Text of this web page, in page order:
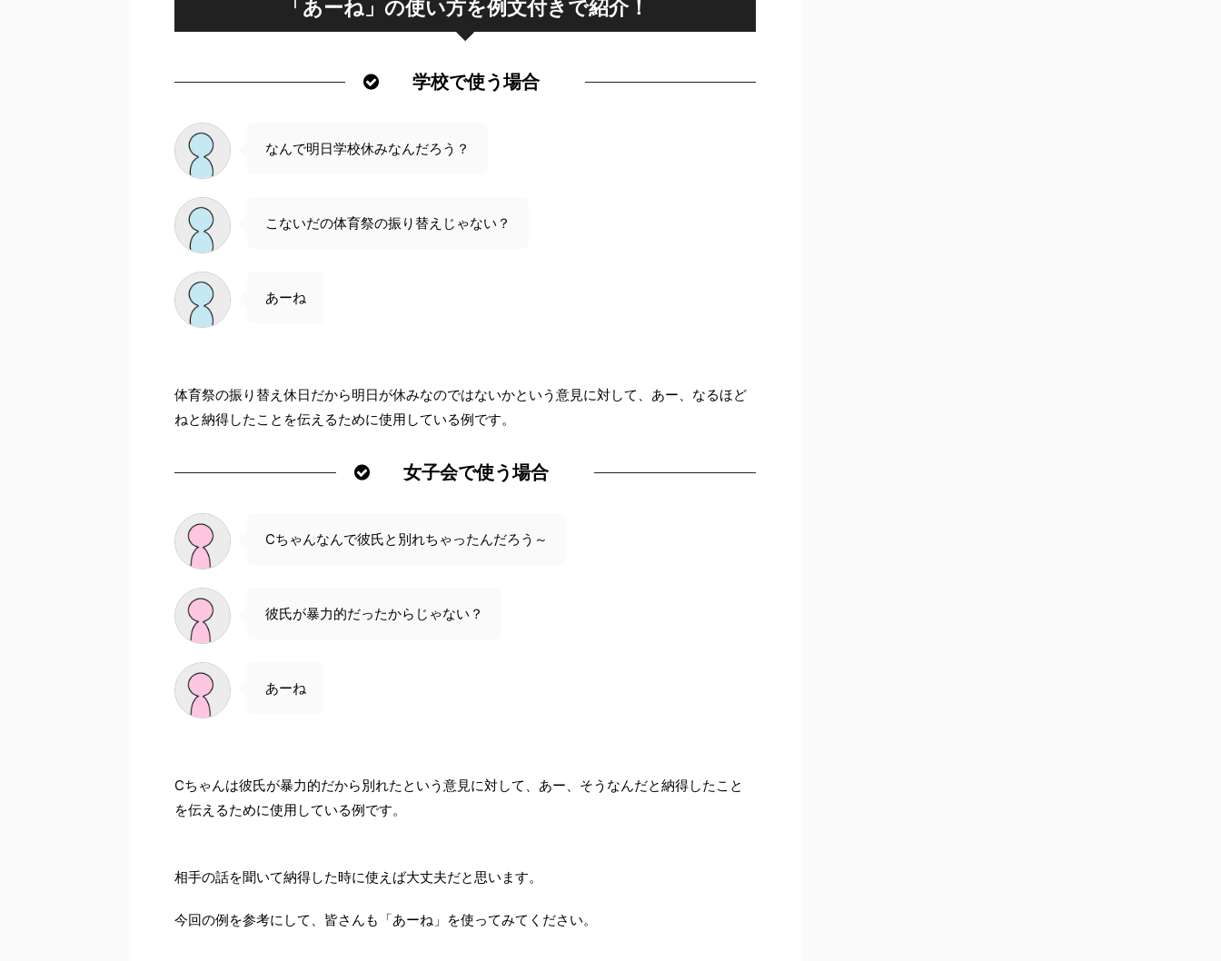
「あーね」の使い方を例文付きで紹介！
学校で使う場合
なんで明日学校休みなんだろう？
こないだの体育祭の振り替えじゃない？
あーね
体育祭の振り替え休日だから明日が休みなのではないかという意見に対して、あー、なるほど
ねと納得したことを伝えるために使用している例です。
女子会で使う場合
Cちゃんなんで彼氏と別れちゃったんだろう～
彼氏が暴力的だったからじゃない？
あーね
Cちゃんは彼氏が暴力的だから別れたという意見に対して、あー、そうなんだと納得したこと
を伝えるために使用している例です。
相手の話を聞いて納得した時に使えば大丈夫だと思います。
今回の例を参考にして、皆さんも「あーね」を使ってみてください。